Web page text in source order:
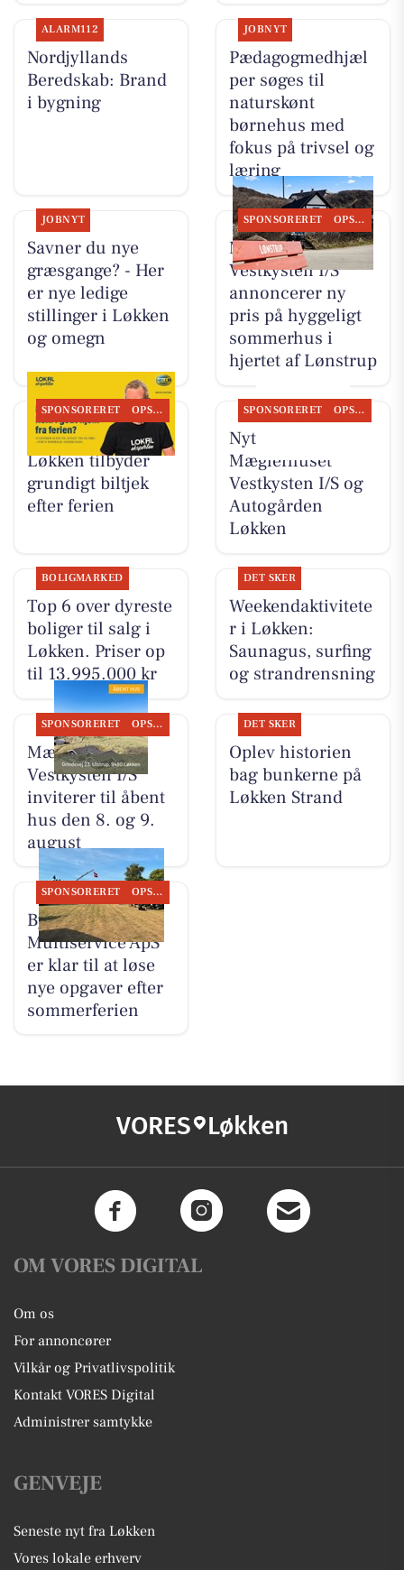
ALARM112
Nordjyllands
Beredskab: Brand
i bygning
JOBNYT
Pædagogmedhjæl
per søges til
naturskønt
børnehus med
fokus på trivsel og
læring
JOBNYT
Savner du nye
græsgange? - Her
er nye ledige
stillinger i Løkken
og omegn
SPONSORERET OPSLAGSTAVLEN
Mæglerhuset
Vestkysten I/S
annoncerer ny
pris på hyggeligt
sommerhus i
hjertet af Lønstrup
SPONSORERET OPSLAGSTAVLEN
Autogården
Løkken tilbyder
grundigt biltjek
efter ferien
SPONSORERET OPSLAGSTAVLEN
Nyt fra
Mæglerhuset
Vestkysten I/S og
Autogården
Løkken
BOLIGMARKED
Top 6 over dyreste
boliger til salg i
Løkken. Priser op
til 13.995.000 kr
DET SKER
Weekendaktivitete
r i Løkken:
Saunagus, surfing
og strandrensning
SPONSORERET OPSLAGSTAVLEN
Mæglerhuset
Vestkysten I/S
inviterer til åbent
hus den 8. og 9.
august
DET SKER
Oplev historien
bag bunkerne på
Løkken Strand
SPONSORERET OPSLAGSTAVLEN
Byrdal
Multiservice ApS
er klar til at løse
nye opgaver efter
sommerferien
VORES Løkken
OM VORES DIGITAL
Om os
For annoncører
Vilkår og Privatlivspolitik
Kontakt VORES Digital
Administrer samtykke
GENVEJE
Seneste nyt fra Løkken
Vores lokale erhverv